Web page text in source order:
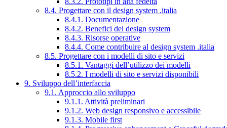
8.4. Progettare con il design system .italia
8.4.1. Documentazione
8.4.2. Benefici del design system
8.4.3. Risorse operative
8.4.4. Come contribuire al design system .italia
8.5. Progettare con i modelli di sito e servizi
8.5.1. Vantaggi dell’utilizzo dei modelli
8.5.2. I modelli di sito e servizi disponibili
9. Sviluppo dell’interfaccia
9.1. Approccio allo sviluppo
9.1.1. Attività preliminari
9.1.2. Web design responsivo e accessibile
9.1.3. Mobile first